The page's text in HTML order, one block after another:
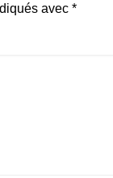
avec *